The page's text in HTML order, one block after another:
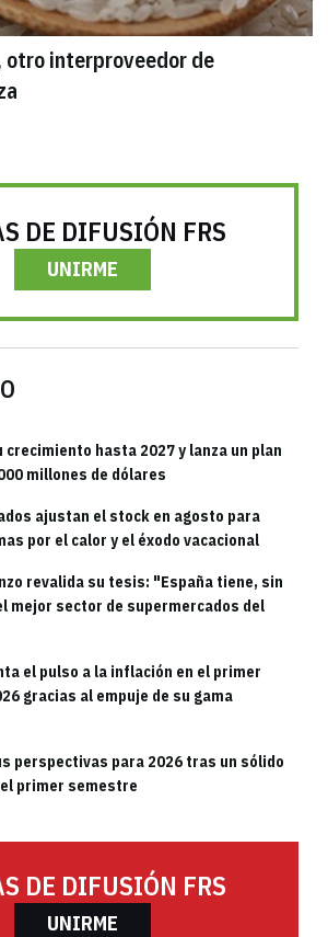
otro interproveedor de
DE DIFUSIÓN FRS
UNIRME
crecimiento hasta 2027 y lanza un plan
millones de dólares
ajustan el stock en agosto para
por el calor y el éxodo vacacional
revalida su tesis: "España tiene, sin
mejor sector de supermercados del
el pulso a la inflación en el primer
gracias al empuje de su gama
perspectivas para 2026 tras un sólido
primer semestre
DE DIFUSIÓN FRS
UNIRME